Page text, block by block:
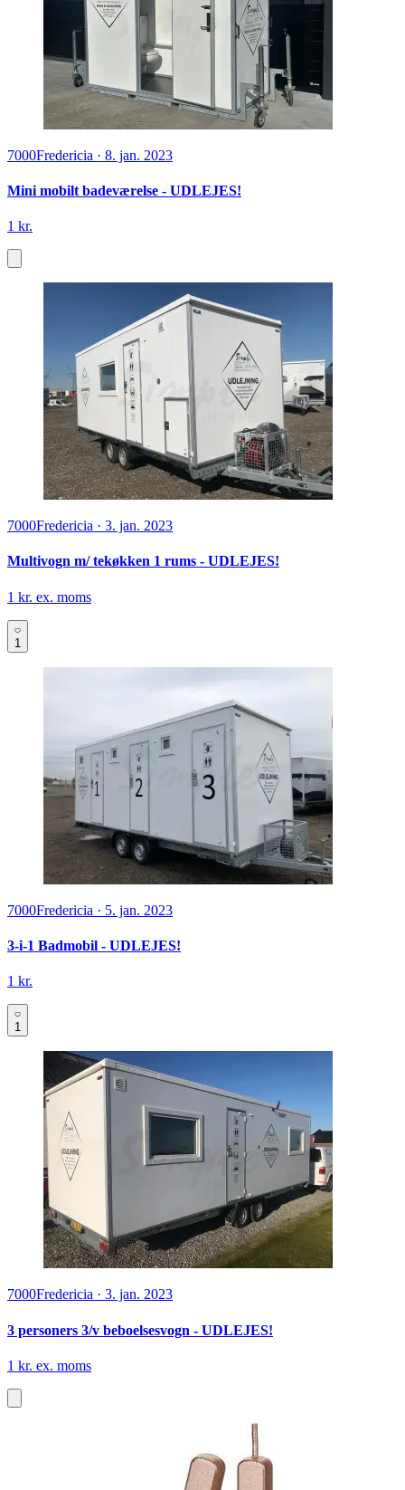
7000Fredericia · 8. jan. 2023
Mini mobilt badeværelse - UDLEJES!
1 kr.
7000Fredericia · 3. jan. 2023
Multivogn m/ tekøkken 1 rums - UDLEJES!
1 kr. ex. moms
1
7000Fredericia · 5. jan. 2023
3-i-1 Badmobil - UDLEJES!
1 kr.
1
7000Fredericia · 3. jan. 2023
3 personers 3/v beboelsesvogn - UDLEJES!
1 kr. ex. moms